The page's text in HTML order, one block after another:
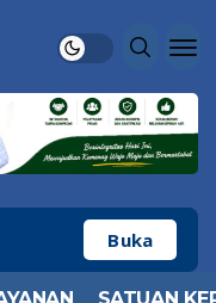
Buka